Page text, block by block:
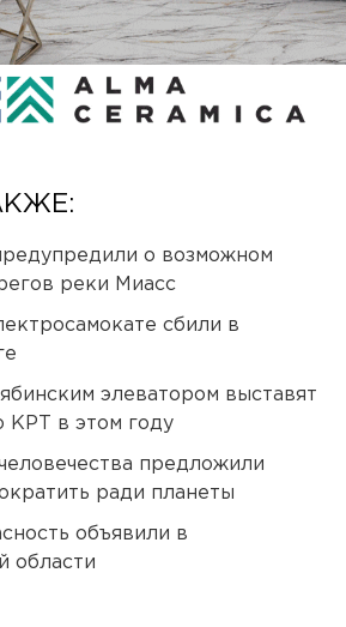
о возможном
реки Миасс
сбили в
элеватором выставят
КРТ в этом году
предложили
ради планеты
объявили в
области